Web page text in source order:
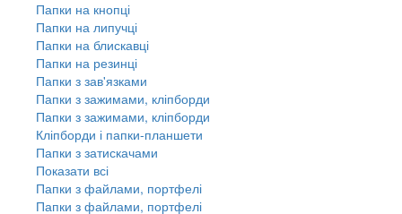
Папки на кнопці
Папки на липучці
Папки на блискавці
Папки на резинці
Папки з зав'язками
Папки з зажимами, кліпборди
Папки з зажимами, кліпборди
Кліпборди і папки-планшети
Папки з затискачами
Показати всі
Папки з файлами, портфелі
Папки з файлами, портфелі